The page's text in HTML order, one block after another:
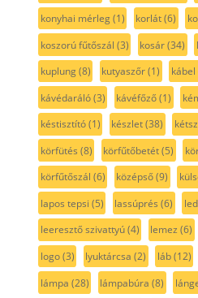
konyhai mérleg(1) korlát(6)
koszorú fűtőszál (3) kosár(34)
kuplung(8) kutyaszőr(1) kábel
kávédaráló(3) kávéfőző(1)
késtisztító(1) készlet(38)
körfütés (8) körfűtőbetét(5)
körfűtőszál (6) középső(9)
lapos tepsi (5) lassúprés (6) led
leeresztő szivattyú(4) lemez (6)
logo(3) lyuktárcsa (2) láb(12)
lámpa (28) lámpabúra (8)